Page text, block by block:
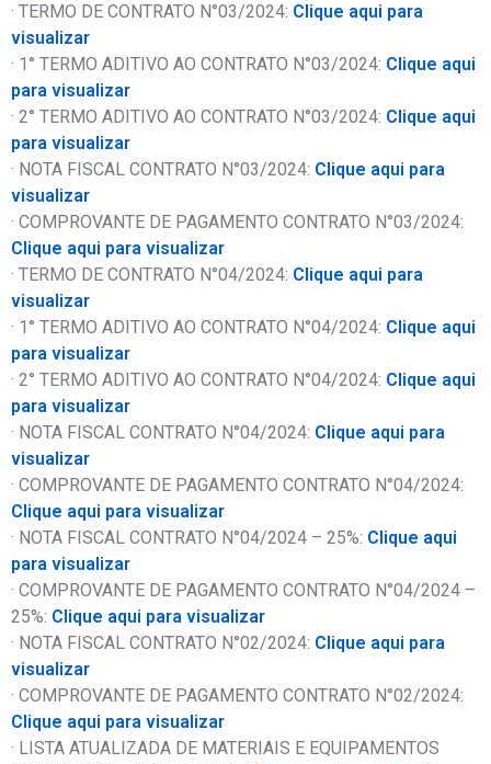
· TERMO DE CONTRATO N°03/2024: Clique aqui para
visualizar
· 1° TERMO ADITIVO AO CONTRATO N°03/2024: Clique aqui
para visualizar
· 2° TERMO ADITIVO AO CONTRATO N°03/2024: Clique aqui
para visualizar
· NOTA FISCAL CONTRATO N°03/2024: Clique aqui para
visualizar
· COMPROVANTE DE PAGAMENTO CONTRATO N°03/2024:
Clique aqui para visualizar
· TERMO DE CONTRATO N°04/2024: Clique aqui para
visualizar
· 1° TERMO ADITIVO AO CONTRATO N°04/2024: Clique aqui
para visualizar
· 2° TERMO ADITIVO AO CONTRATO N°04/2024: Clique aqui
para visualizar
· NOTA FISCAL CONTRATO N°04/2024: Clique aqui para
visualizar
· COMPROVANTE DE PAGAMENTO CONTRATO N°04/2024:
Clique aqui para visualizar
· NOTA FISCAL CONTRATO N°04/2024 – 25%: Clique aqui
para visualizar
· COMPROVANTE DE PAGAMENTO CONTRATO N°04/2024 –
25%: Clique aqui para visualizar
· NOTA FISCAL CONTRATO N°02/2024: Clique aqui para
visualizar
· COMPROVANTE DE PAGAMENTO CONTRATO N°02/2024:
Clique aqui para visualizar
· LISTA ATUALIZADA DE MATERIAIS E EQUIPAMENTOS